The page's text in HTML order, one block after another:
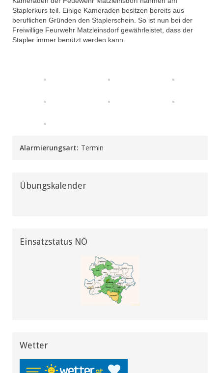
Staplerkurs teil. Einige Kameraden besitzen bereits aus
beruflichen Gründen den Staplerschein. So ist nun bei der
Freiwillige Feurwehr Matzleinsdorf gewährleistet, dass der
Stapler immer benützt werden kann.
Alarmierungsart: Termin
Übungskalender
Einsatzstatus NÖ
Wetter